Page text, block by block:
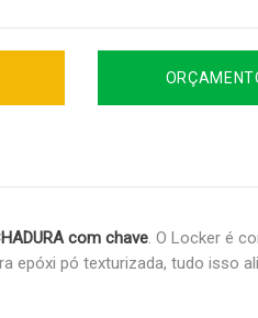
com chave. O Locker é
epóxi pó texturizada, tudo isso